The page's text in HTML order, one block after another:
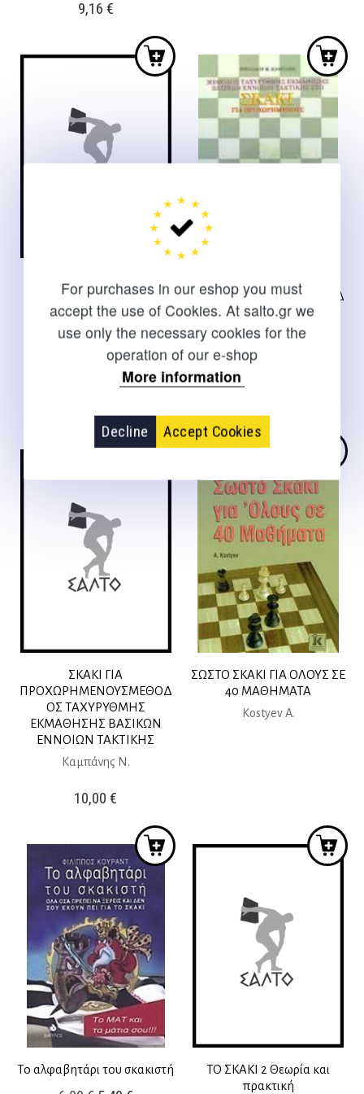
For purchases in our eshop you must
accept the use of Cookies. At salto.gr we
use only the necessary cookies for the
operation of our e-shop
More information
Decline Accept Cookies
9,16 €
14,51 €.13,06 €.
ΠΡΟΧΩΡΗΜΕΝΟΥΣ
Καμπάνης Ν.
€
ΠΡΟΧΩΡΗΜΕΝΟΥΣΜΕΘΟΔ
ΟΣ ΤΑΧΥΡΥΘΜΗΣ
ΕΚΜΑΘΗΣΗΣ ΒΑΣΙΚΩΝ
Καμπάνης Ν.
ΣΚΑΚΙ ΓΙΑ
ΠΡΟΧΩΡΗΜΕΝΟΥΣΜΕΘΟΔ
ΟΣ ΤΑΧΥΡΥΘΜΗΣ
ΕΚΜΑΘΗΣΗΣ ΒΑΣΙΚΩΝ
ΕΝΝΟΙΩΝ ΤΑΚΤΙΚΗΣ
Καμπάνης Ν.
10,00€
ΣΩΣΤΟ ΣΚΑΚΙ ΓΙΑ ΟΛΟΥΣ ΣΕ
40 ΜΑΘΗΜΑΤΑ
Kostyev A.
Το αλφαβητάρι του σκακιστή
ΤΟ ΣΚΑΚΙ 2 Θεωρία και
πρακτική